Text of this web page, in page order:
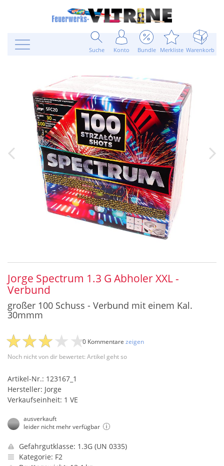
Suche Konto Bundle Merkliste Warenkorb
Jorge Spectrum 1.3 G Abholer XXL -
Verbund
großer 100 Schuss - Verbund mit einem Kal.
30mmm
Noch nicht von dir bewertet: Artikel geht so
0 Kommentare zeigen
Artikel-Nr.: 123167_1
Hersteller: Jorge
Verkaufseinheit: 1 VE
ausverkauft
leider nicht mehr verfügbar
Gefahrgutklasse: 1.3G (UN 0335)
Kategorie: F2